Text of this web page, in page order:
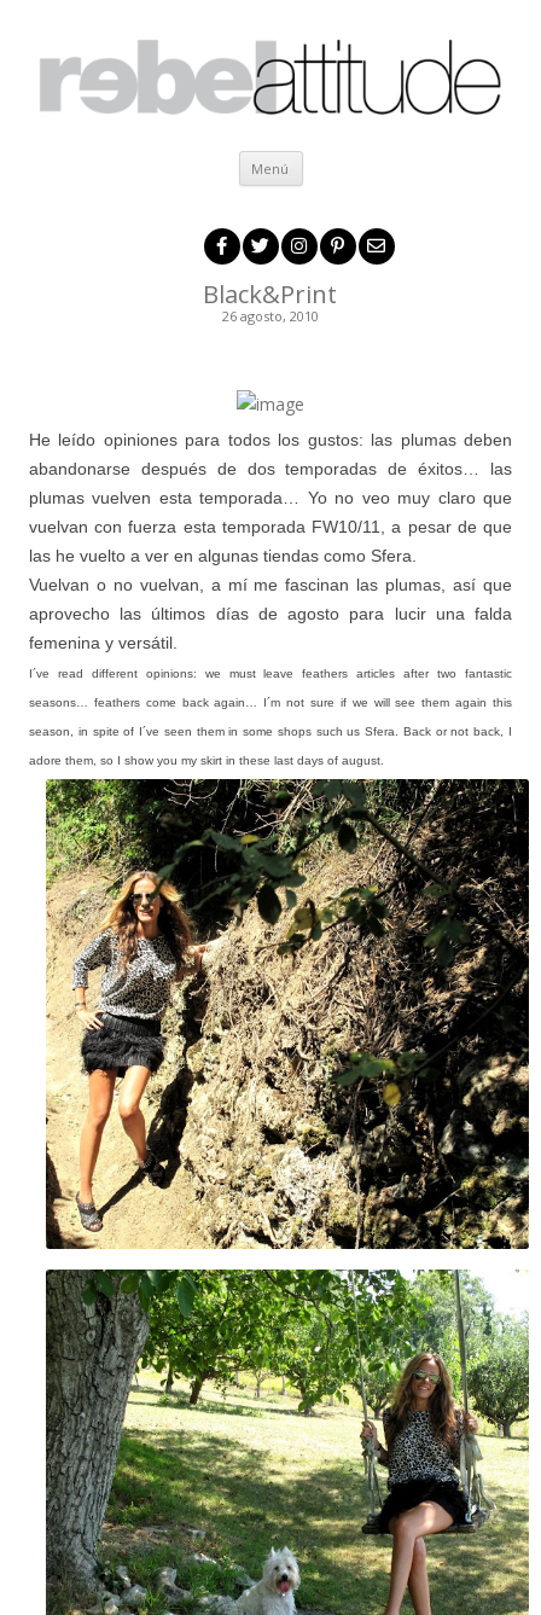
Menú Ir al contenido
Black&Print
26 agosto, 2010
He leído opiniones para todos los gustos: las plumas deben
abandonarse después de dos temporadas de éxitos… las
plumas vuelven esta temporada… Yo no veo muy claro que
vuelvan con fuerza esta temporada FW10/11, a pesar de que
las he vuelto a ver en algunas tiendas como Sfera.
Vuelvan o no vuelvan, a mí me fascinan las plumas, así que
aprovecho las últimos días de agosto para lucir una falda
femenina y versátil.
I´ve read different opinions: we must leave feathers articles after two fantastic
seasons… feathers come back again… I´m not sure if we will see them again this
season, in spite of I´ve seen them in some shops such us Sfera. Back or not back, I
adore them, so I show you my skirt in these last days of august.